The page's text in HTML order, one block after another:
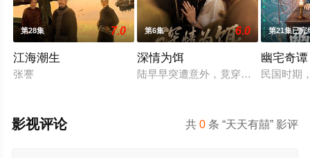
第28集 7.0
江海潮生
张謇
第6集 6.0
深情为饵
陆早早突遭意外，竟穿越成民国少夫
第21集已完
幽宅奇谭
民国时期
共0 条 “天天有囍” 影评
影视评论